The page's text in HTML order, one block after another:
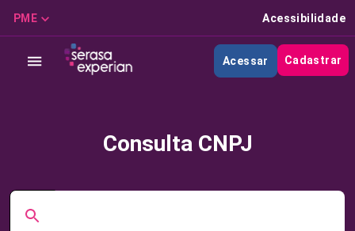
PME Acessibilidade
Acessar Cadastrar
Consulta CNPJ